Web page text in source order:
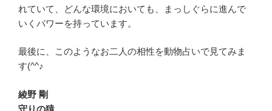
れていて、どんな環境においても、まっしぐらに進んで
いくパワーを持っています。
最後に、このようなお二人の相性を動物占いで見てみま
す(^^♪
綾野 剛
守りの猿